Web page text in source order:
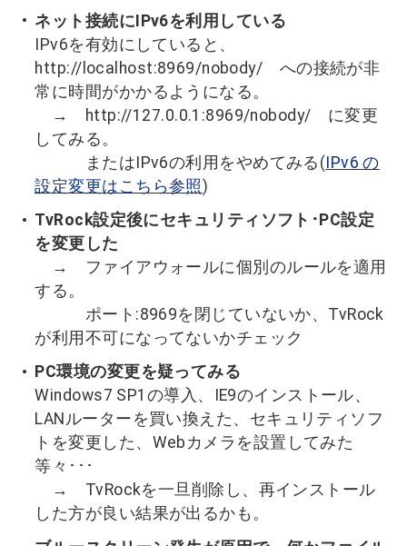
ネット接続にIPv6を利用している
IPv6を有効にしていると、
http://localhost:8969/nobody/ への接続が非
常に時間がかかるようになる。
→ http://127.0.0.1:8969/nobody/ に変更
してみる。
またはIPv6の利用をやめてみる(IPv6 の
設定変更はこちら参照)
TvRock設定後にセキュリティソフト･PC設定
を変更した
→ ファイアウォールに個別のルールを適用
する。
ポート:8969を閉じていないか、TvRock
が利用不可になってないかチェック
PC環境の変更を疑ってみる
Windows7 SP1の導入、IE9のインストール、
LANルーターを買い換えた、セキュリティソフ
トを変更した、Webカメラを設置してみた
等々･･･
→ TvRockを一旦削除し、再インストール
した方が良い結果が出るかも。